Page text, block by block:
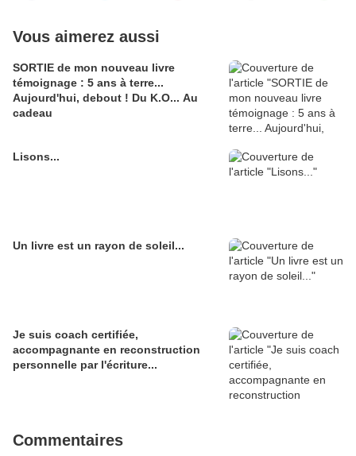
Vous aimerez aussi
SORTIE de mon nouveau livre
témoignage : 5 ans à terre...
Aujourd'hui, debout ! Du K.O... Au
cadeau
Lisons...
Un livre est un rayon de soleil...
Je suis coach certifiée,
accompagnante en reconstruction
personnelle par l'écriture...
Commentaires